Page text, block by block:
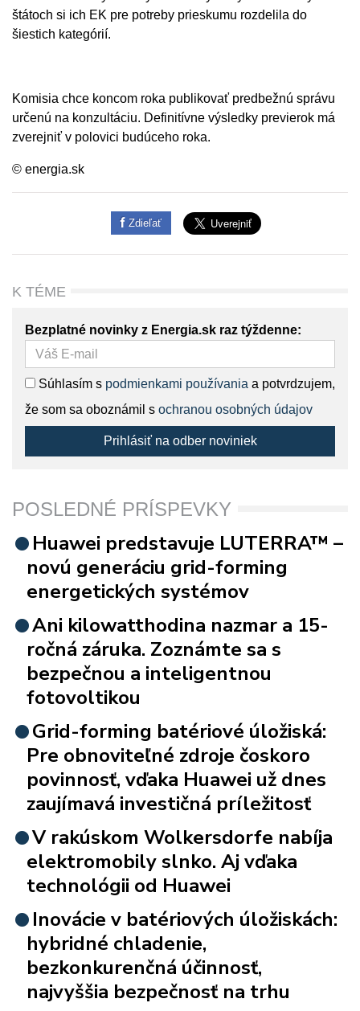
štátoch si ich EK pre potreby prieskumu rozdelila do
šiestich kategórií.
Komisia chce koncom roka publikovať predbežnú správu
určenú na konzultáciu. Definitívne výsledky previerok má
zverejniť v polovici budúceho roka.
© energia.sk
Zdieľať
K TÉME
Bezplatné novinky z Energia.sk raz týždenne:
Súhlasím s podmienkami používania a potvrdzujem,
že som sa oboznámil s ochranou osobných údajov
Prihlásiť na odber noviniek
POSLEDNÉ PRÍSPEVKY
Huawei predstavuje LUTERRA™ –
novú generáciu grid-forming
energetických systémov
Ani kilowatthodina nazmar a 15-
ročná záruka. Zoznámte sa s
bezpečnou a inteligentnou
fotovoltikou
Grid-forming batériové úložiská:
Pre obnoviteľné zdroje čoskoro
povinnosť, vďaka Huawei už dnes
zaujímavá investičná príležitosť
V rakúskom Wolkersdorfe nabíja
elektromobily slnko. Aj vďaka
technológii od Huawei
Inovácie v batériových úložiskách:
hybridné chladenie,
bezkonkurenčná účinnosť,
najvyššia bezpečnosť na trhu